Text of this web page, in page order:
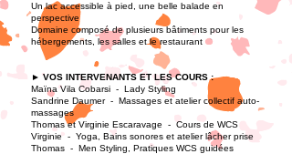
Un lac accessible à pied, une belle balade en
perspective
Domaine composé de plusieurs bâtiments pour les
hébergements, les salles et le restaurant
► VOS INTERVENANTS ET LES COURS :
Maïna Vila Cobarsi - Lady Styling
Sandrine Daumer - Massages et atelier collectif auto-
massages
Thomas et Virginie Escaravage - Cours de WCS
Virginie - Yoga, Bains sonores et atelier lâcher prise
Thomas - Men Styling, Pratiques WCS guidées